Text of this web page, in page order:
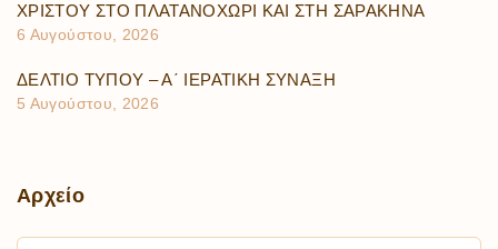
ΧΡΙΣΤΟΥ ΣΤΟ ΠΛΑΤΑΝΟΧΩΡΙ ΚΑΙ ΣΤΗ ΣΑΡΑΚΗΝΑ
6 Αυγούστου, 2026
ΔΕΛΤΙΟ ΤΥΠΟΥ – Α΄ ΙΕΡΑΤΙΚΗ ΣΥΝΑΞΗ
5 Αυγούστου, 2026
Αρχείο